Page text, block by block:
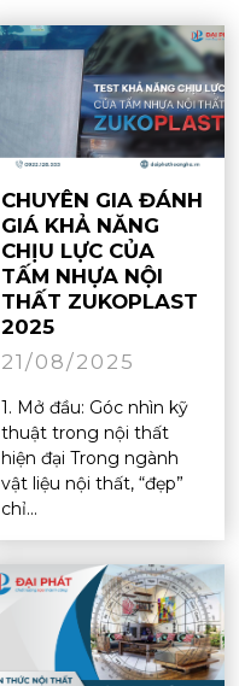
CHUYÊN GIA ĐÁNH
GIÁ KHẢ NĂNG
CHỊU LỰC CỦA
TẤM NHỰA NỘI
THẤT ZUKOPLAST
2025
21/08/2025
1. Mở đầu: Góc nhìn kỹ
thuật trong nội thất
hiện đại Trong ngành
vật liệu nội thất, “đẹp”
chỉ...